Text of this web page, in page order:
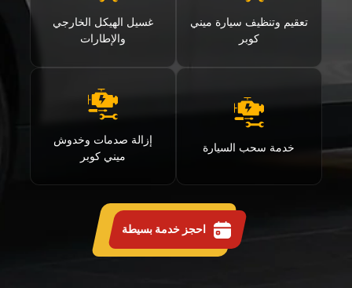
تعقيم وتنظيف سيارة ميني
كوبر
غسيل الهيكل الخارجي
والإطارات
خدمة سحب السيارة
إزالة صدمات وخدوش
ميني كوبر
احجز خدمة بسيطة